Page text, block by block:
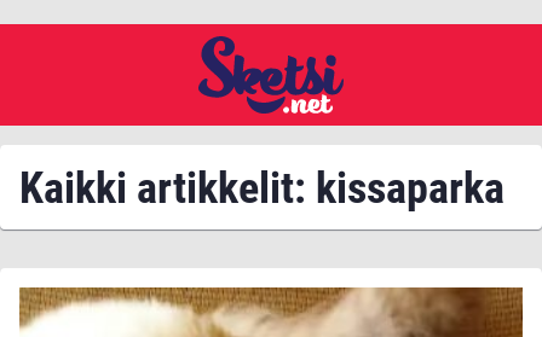
Kaikki artikkelit: kissaparka